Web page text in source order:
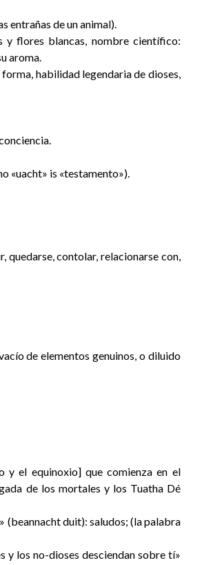
entrañas de un animal).
y flores blancas, nombre científico:
aroma.
habilidad legendaria de dioses,
«uacht» is «testamento»).
quedarse, contolar, relacionarse con,
de elementos genuinos, o diluido
y el equinoxio] que comienza en el
de los mortales y los Tuatha Dé
(beannacht duit): saludos; (la palabra
y los no-dioses desciendan sobre tí»